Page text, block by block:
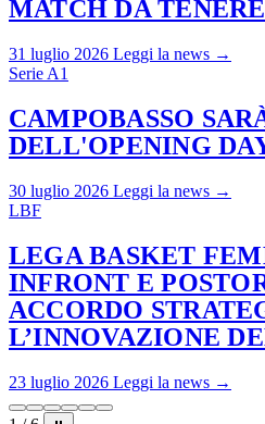
MATCH DA
31 luglio 2026 Leggi la news →
Serie A1
CAMPOBASSO
DELL'OPENING
30 luglio 2026 Leggi la news →
LBF
LEGA BASKET
INFRONT E
ACCORDO
L’INNOVAZIONE
23 luglio 2026 Leggi la news →